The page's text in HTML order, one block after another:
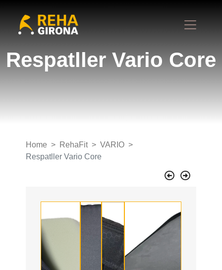
Respatller Vario Core
Home RehaFit
VARIO
Respatller Vario Core